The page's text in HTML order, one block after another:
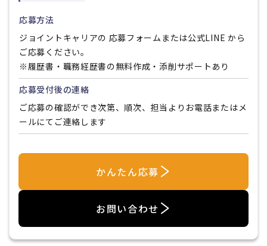
応募方法
ジョイントキャリアの 応募フォームまたは公式LINE から
ご応募ください。
※履歴書・職務経歴書の無料作成・添削サポートあり
応募受付後の連絡
ご応募の確認ができ次第、順次、担当よりお電話またはメ
ールにてご連絡します
かんたん応募
お問い合わせ